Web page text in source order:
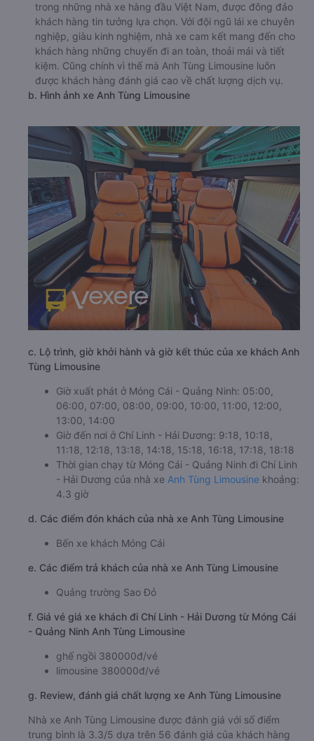
trong những nhà xe hàng đầu Việt Nam, được đông đảo
khách hàng tin tưởng lựa chọn. Với đội ngũ lái xe chuyên
nghiệp, giàu kinh nghiệm, nhà xe cam kết mang đến cho
khách hàng những chuyến đi an toàn, thoải mái và tiết
kiệm. Cũng chính vì thế mà Anh Tùng Limousine luôn
được khách hàng đánh giá cao về chất lượng dịch vụ.
b. Hình ảnh xe Anh Tùng Limousine
c. Lộ trình, giờ khởi hành và giờ kết thúc của xe khách Anh
Tùng Limousine
Giờ xuất phát ở Móng Cái - Quảng Ninh: 05:00,
06:00, 07:00, 08:00, 09:00, 10:00, 11:00, 12:00,
13:00, 14:00
Giờ đến nơi ở Chí Linh - Hải Dương: 9:18, 10:18,
11:18, 12:18, 13:18, 14:18, 15:18, 16:18, 17:18, 18:18
Thời gian chạy từ Móng Cái - Quảng Ninh đi Chí Linh
- Hải Dương của nhà xe Anh Tùng Limousine khoảng:
4.3 giờ
d. Các điểm đón khách của nhà xe Anh Tùng Limousine
Bến xe khách Móng Cái
e. Các điểm trả khách của nhà xe Anh Tùng Limousine
Quảng trường Sao Đỏ
f. Giá vé giá xe khách đi Chí Linh - Hải Dương từ Móng Cái
- Quảng Ninh Anh Tùng Limousine
ghế ngồi 380000đ/vé
limousine 380000đ/vé
g. Review, đánh giá chất lượng xe Anh Tùng Limousine
Nhà xe Anh Tùng Limousine được đánh giá với số điểm
trung bình là 3.3/5 dựa trên 56 đánh giá của khách hàng